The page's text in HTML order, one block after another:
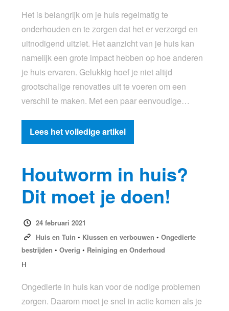
Het is belangrijk om je huis regelmatig te
onderhouden en te zorgen dat het er verzorgd en
uitnodigend uitziet. Het aanzicht van je huis kan
namelijk een grote impact hebben op hoe anderen
je huis ervaren. Gelukkig hoef je niet altijd
grootschalige renovaties uit te voeren om een
verschil te maken. Met een paar eenvoudige…
Lees het volledige artikel
Houtworm in huis?
Dit moet je doen!
24 februari 2021
Huis en Tuin • Klussen en verbouwen • Ongedierte
bestrijden •Overig • Reiniging en Onderhoud
H
Ongedierte in huis kan voor de nodige problemen
zorgen. Daarom moet je snel in actie komen als je